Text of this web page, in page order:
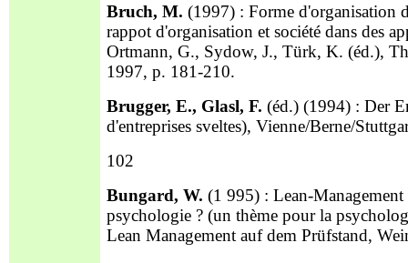
Bruch, M. (1997) : Forme d'organisation
rappot d'organisation et société dans des
Ortmann, G., Sydow, J., Türk, K. (éd.),
1997, p. 181-210.
Brugger, E., Glasl, F. (éd.) (1994) : Der
d'entreprises sveltes), Vienne/Berne/
102
Bungard, W. (1 995) : Lean-
psychologie ? (un thème pour la
Lean Management auf dem Prüfstand,